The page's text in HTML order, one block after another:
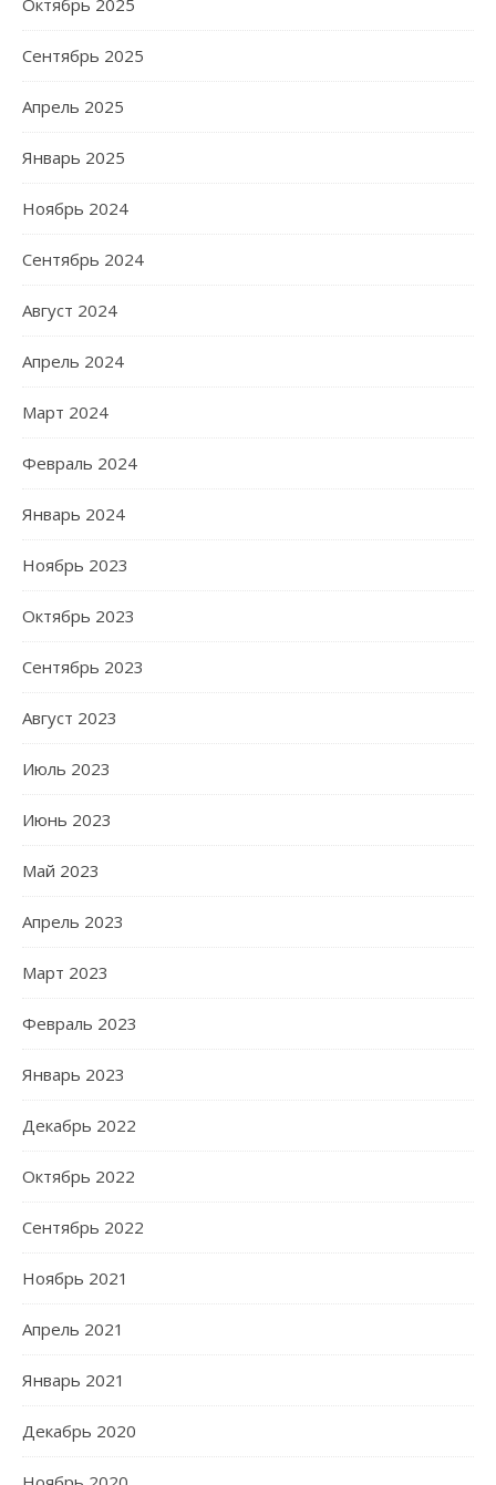
Сентябрь 2025
Апрель 2025
Январь 2025
Ноябрь 2024
Сентябрь 2024
Август 2024
Апрель 2024
Март 2024
Февраль 2024
Январь 2024
Ноябрь 2023
Октябрь 2023
Сентябрь 2023
Август 2023
Июль 2023
Июнь 2023
Май 2023
Апрель 2023
Март 2023
Февраль 2023
Январь 2023
Декабрь 2022
Октябрь 2022
Сентябрь 2022
Ноябрь 2021
Апрель 2021
Январь 2021
Декабрь 2020